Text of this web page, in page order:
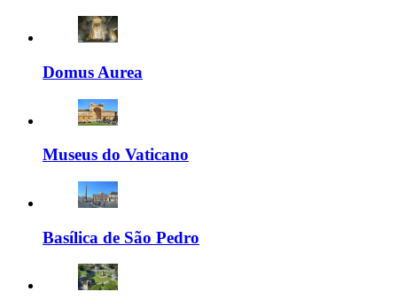
Domus Aurea
Museus do Vaticano
Basílica de São Pedro